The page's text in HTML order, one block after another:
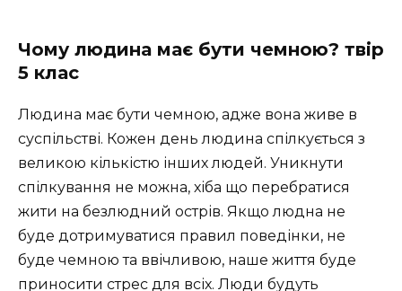
Чому людина має бути чемною? твір
5 клас
Людина має бути чемною, адже вона живе в
суспільстві. Кожен день людина спілкується з
великою кількістю інших людей. Уникнути
спілкування не можна, хіба що перебратися
жити на безлюдний острів. Якщо людна не
буде дотримуватися правил поведінки, не
буде чемною та ввічливою, наше життя буде
приносити стрес для всіх. Люди будуть